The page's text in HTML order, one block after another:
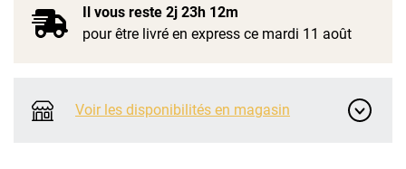
Il vous reste 2j 23h 12m
pour être livré en express ce mardi 11 août
Voir les disponibilités en magasin